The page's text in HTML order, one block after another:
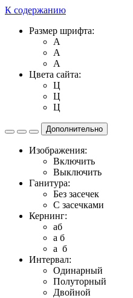
К содержанию
Размер шрифта:
A
A
A
Цвета сайта:
Ц
Ц
Ц
Дополнительно
Изображения:
Включить
Выключить
Ганитура:
Без засечек
С засечками
Кернинг:
aб
a б
a б
Интервал:
Одинарный
Полуторный
Двойной